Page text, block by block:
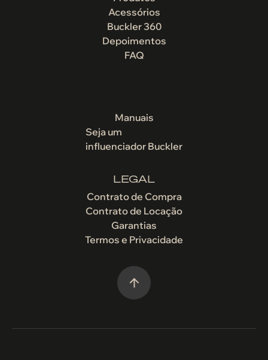
Acessórios
Buckler 360
Depoimentos
FAQ
Manuais
Seja um
influenciador Buckler
LEGAL
Contrato de Compra
Contrato de Locação
Garantias
Termos e Privacidade